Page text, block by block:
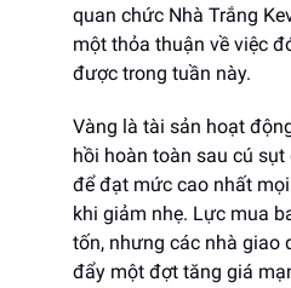
quan chức Nhà Trắng
một thỏa thuận về việc
được trong tuần này.
Vàng là tài sản hoạt
hồi hoàn toàn sau cú
để đạt mức cao nhất
khi giảm nhẹ. Lực mua
tốn, nhưng các nhà giao
đẩy một đợt tăng giá